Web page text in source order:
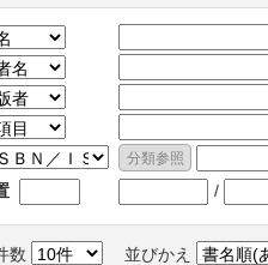
/
数 並びかえ